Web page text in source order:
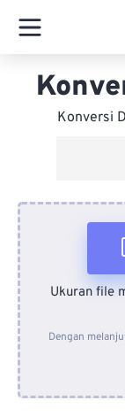
Konversi
Ukuran file
Dengan